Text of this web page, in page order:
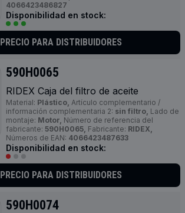
4066423486827
Disponibilidad en stock:
PRECIO PARA DISTRIBUIDORES
590H0065
RIDEX Caja del filtro de aceite
Material: Plástico, Artículo complementario /
información complementaria 2: sin filtro, Lado de
montaje: Motor, Número de referencia del
fabricante: 590H0065, Fabricante: RIDEX,
Números de EAN: 4066423487633
Disponibilidad en stock:
PRECIO PARA DISTRIBUIDORES
590H0074